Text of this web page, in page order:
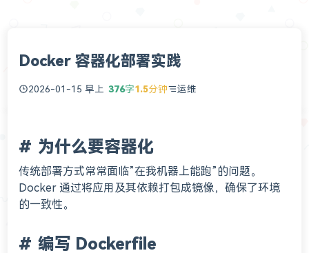
Docker 容器化部署实践
2026-01-15 早上 376字1.5分钟 运维
为什么要容器化
传统部署方式常常面临”在我机器上能跑”的问题。
Docker 通过将应用及其依赖打包成镜像，确保了环境
的一致性。
编写 Dockerfile